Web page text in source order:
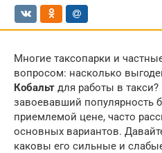
Многие таксопарки и
вопросом: насколько
Кобальт для работы в
завоевавший популярность
приемлемой цене, часто
основных вариантов.
каковы его сильные и